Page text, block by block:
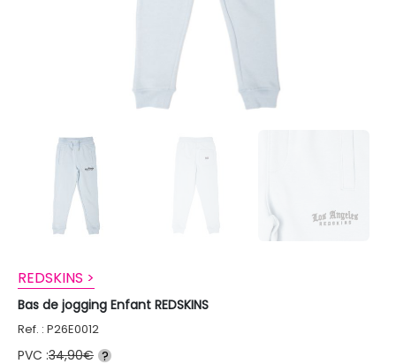
REDSKINS >
Bas de jogging Enfant REDSKINS
Ref. : P26E0012
PVC :34,90€ ?